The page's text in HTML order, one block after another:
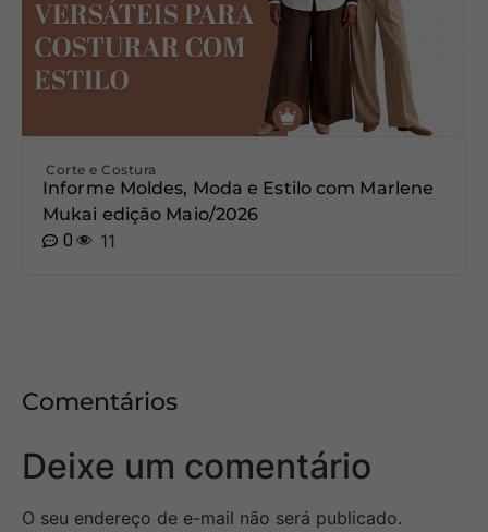
Corte e Costura
Informe Moldes, Moda e Estilo com Marlene
Mukai edição Maio/2026
0
11
Comentários
Deixe um comentário
O seu endereço de e-mail não será publicado.